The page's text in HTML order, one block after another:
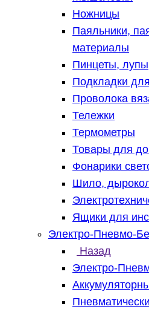
Ножницы
Паяльники,
материалы
Пинцеты, лупы
Подкладки
Проволока
Тележки
Термометры
Товары для
Фонарики
Шило,
Ящики для
Электро-Пневмо-
Назад
Электро-